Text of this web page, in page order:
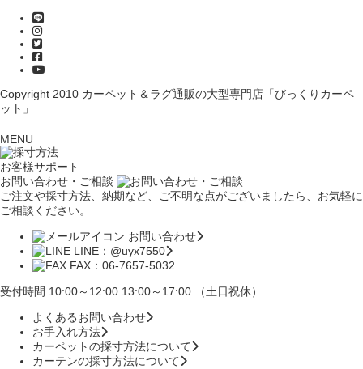
Copyright 2010 カーペット＆ラグ通販の大型専門店「びっくりカーペ
ット」
MENU
お客様サポート
お問い合わせ・ご相談
ご注文や採寸方法、納期など、ご不明な点がございましたら、お気軽に
ご相談ください。
お問い合わせ
LINE：@uyx7550
FAX：06-7657-5032
受付時間 10:00～12:00 13:00～17:00 （土日祝休）
よくあるお問い合わせ
お手入れ方法
カーペットの採寸方法について
カーテンの採寸方法について